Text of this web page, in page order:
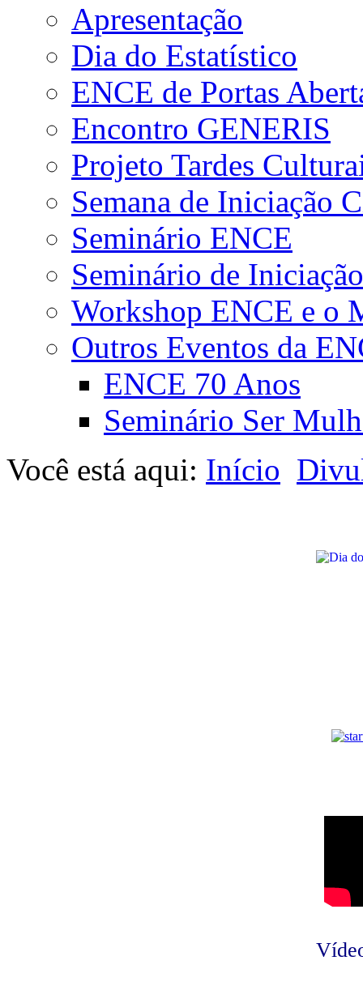
Apresentação
Dia do Estatístico
ENCE de Portas
Encontro GENERIS
Projeto Tardes
Semana de Iniciação
Seminário ENCE
Seminário de
Workshop ENCE e o
Outros Eventos da
ENCE 70 Anos
Seminário Ser
Você está aqui: Início